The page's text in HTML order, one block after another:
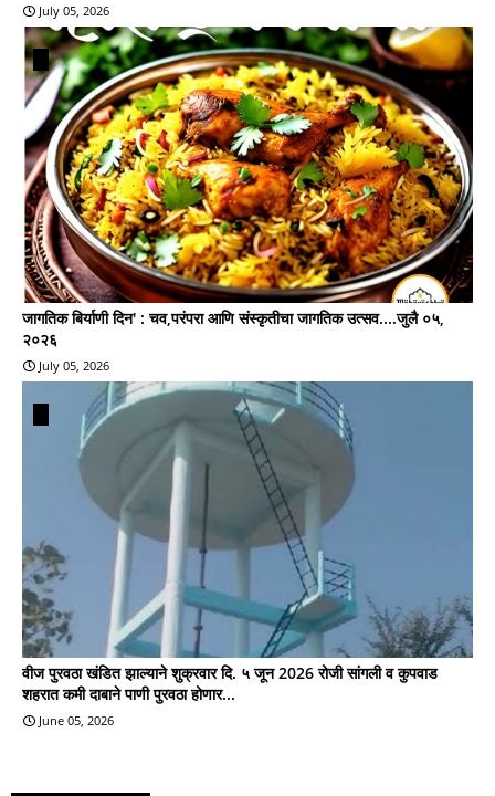
July 05, 2026
जागतिक बिर्याणी दिन' : चव,परंपरा आणि संस्कृतीचा जागतिक उत्सव....जुलै ०५,
२०२६
July 05, 2026
वीज पुरवठा खंडित झाल्याने शुक्रवार दि. ५ जून 2026 रोजी सांगली व कुपवाड
शहरात कमी दाबाने पाणी पुरवठा होणार...
June 05, 2026